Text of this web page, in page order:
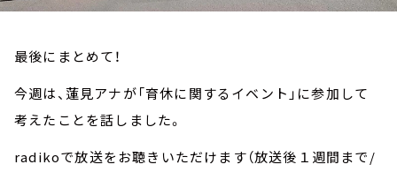
最後にまとめて！
今週は、蓮見アナが「育休に関するイベント」に参加して
考えたことを話しました。
radikoで放送をお聴きいただけます（放送後１週間まで/